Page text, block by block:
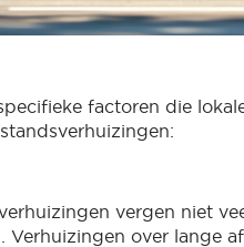
factoren die
vergen niet
Verhuizingen over lange